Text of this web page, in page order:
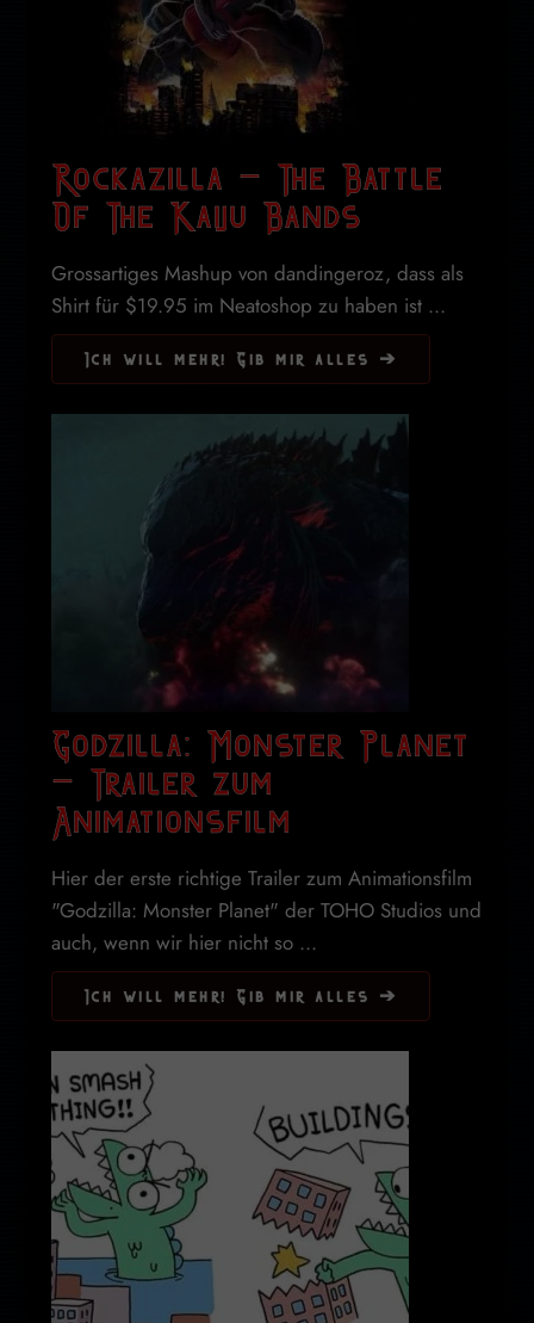
Rockazilla – The Battle
Of The Kaiju Bands
Grossartiges Mashup von dandingeroz, dass als
Shirt für $19.95 im Neatoshop zu haben ist ...
Ich will mehr! Gib mir alles ➔
Godzilla: Monster Planet
– Trailer zum
Animationsfilm
Hier der erste richtige Trailer zum Animationsfilm
"Godzilla: Monster Planet" der TOHO Studios und
auch, wenn wir hier nicht so ...
Ich will mehr! Gib mir alles ➔